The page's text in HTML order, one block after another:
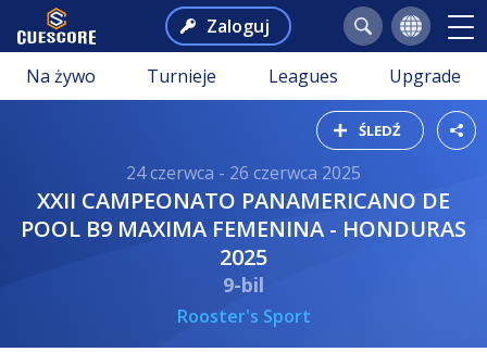
Zaloguj
Na żywo Turnieje Leagues Upgrade
ŚLEDŹ
24 czerwca - 26 czerwca 2025
XXII CAMPEONATO PANAMERICANO DE
POOL B9 MAXIMA FEMENINA - HONDURAS
2025
9-bil
Rooster's Sport